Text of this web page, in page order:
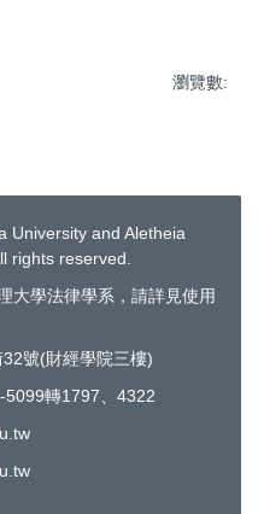
瀏覽數:
University and Aletheia
rights reserved.
大學法律學系，請詳見使用
號(財經學院三樓)
轉1797、4322